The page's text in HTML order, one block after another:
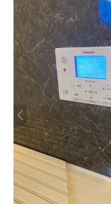
施工事例
お客様の声
お知らせ
お問合せ